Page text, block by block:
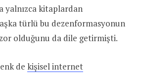
yalnızca kitaplardan
türlü bu dezenformasyonun
olduğunu da dile getirmişti.
de kişisel internet